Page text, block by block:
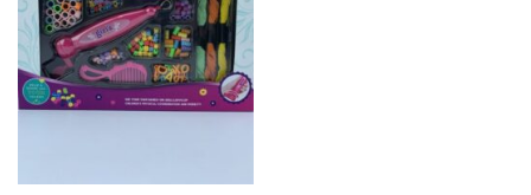
favoritos